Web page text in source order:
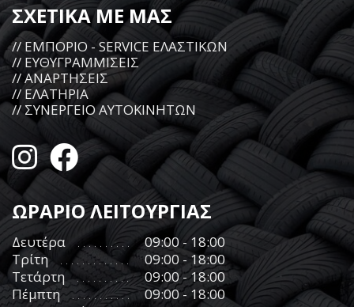
ΣΧΕΤΙΚΑ ΜΕ ΜΑΣ
// ΕΜΠΟΡΙΟ - SERVICE ΕΛΑΣΤΙΚΩΝ
// ΕΥΘΥΓΡΑΜΜΙΣΕΙΣ
// ΑΝΑΡΤΗΣΕΙΣ
// ΕΛΑΤΗΡΙΑ
// ΣΥΝΕΡΓΕΙΟ ΑΥΤΟΚΙΝΗΤΩΝ
ΩΡΑΡΙΟ ΛΕΙΤΟΥΡΓΙΑΣ
Δευτέρα
09:00 - 18:00
Τρίτη
09:00 - 18:00
Τετάρτη
09:00 - 18:00
Πέμπτη
09:00 - 18:00